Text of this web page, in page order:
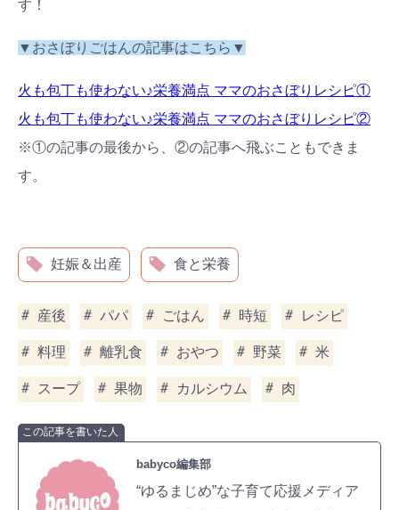
す！
▼おさぼりごはんの記事はこちら▼
火も包丁も使わない♪栄養満点 ママのおさぼりレシピ①
火も包丁も使わない♪栄養満点 ママのおさぼりレシピ②
※①の記事の最後から、②の記事へ飛ぶこともできま
す。
妊娠＆出産 食と栄養
産後 パパ ごはん 時短 レシピ
料理 離乳食 おやつ 野菜 米
スープ 果物 カルシウム 肉
この記事を書いた人
babyco編集部
“ゆるまじめ”な子育て応援メディア